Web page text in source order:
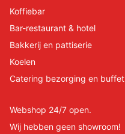
Koffiebar
Bar-restaurant & hotel
Bakkerij en pattiserie
Koelen
Catering bezorging en buffet
Webshop 24/7 open.
Wij hebben geen showroom!